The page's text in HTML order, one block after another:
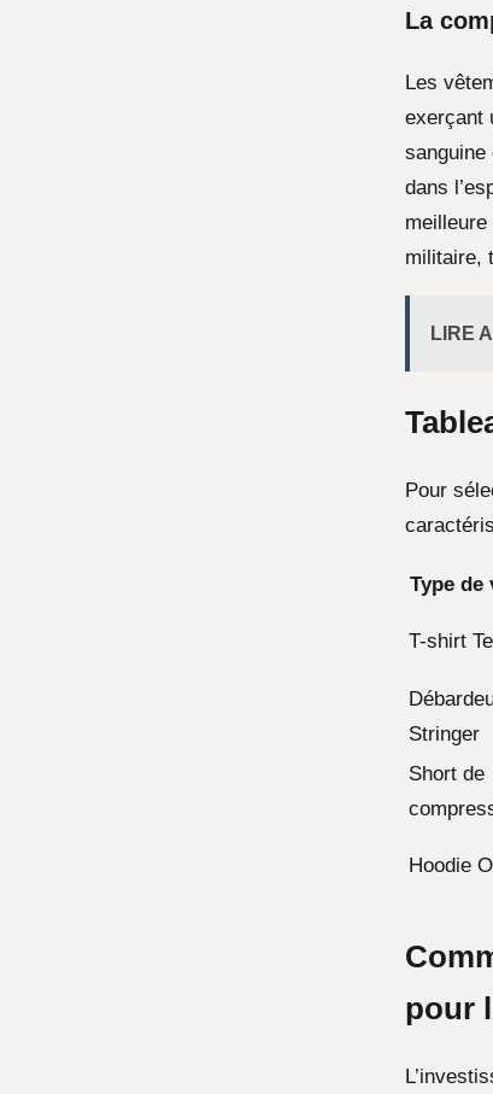
La
Les
exerçant
sanguine
dans
militaire,
LIRE
Pour
Type de
T-shirt
Stringer
Short de
Hoodie
pour